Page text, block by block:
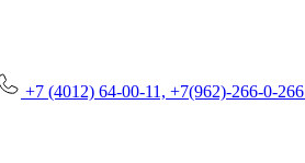
+7 (4012) 64-00-11, +7(962)-266-0-266